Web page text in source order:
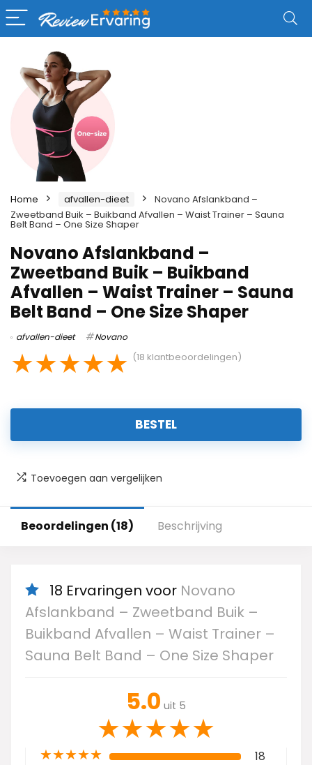
Home afvallen-dieet
Novano Afslankband –
Zweetband Buik – Buikband Afvallen – Waist Trainer – Sauna
Belt Band – One Size Shaper
Novano Afslankband –
Zweetband Buik – Buikband
Afvallen – Waist Trainer – Sauna
Belt Band – One Size Shaper
afvallen-dieet Novano
★★★★★ (18 klantbeoordelingen)
BESTEL
Toevoegen aan vergelijken
Beoordelingen (18) Beschrijving
18 Ervaringen voor Novano
Afslankband – Zweetband Buik –
Buikband Afvallen – Waist Trainer –
Sauna Belt Band – One Size Shaper
5.0 uit 5
★★★★★
★★★★★ 18